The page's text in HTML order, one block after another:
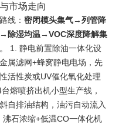
市场走向
线： 密闭模头集气→列管降
除湿均温→VOC深度降解集
1. 静电前置除油一体化设
属滤网+蜂窝静电电场，先
活性炭或UV催化氧化处理
熔喷挤出机小型生产线，
自排油结构，油污自动流入
石浓缩+低温CO一体化机